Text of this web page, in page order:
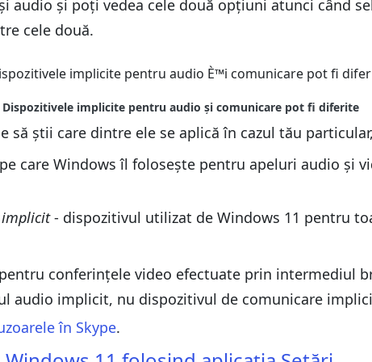
11 folosind Panoul de control
cu Windows 11?
aplicație folosind mixerul de volum
11 folosind Panoul de control
Windows 11?
audio și poți vedea cele două opțiuni atunci când
cele două.
să știi care dintre ele se aplică în cazul tău
care Windows îl folosește pentru apeluri audio și
- dispozitivul utilizat de Windows 11 pentru
conferințele video efectuate prin intermediul
audio implicit, nu dispozitivul de comunicare
în Skype.